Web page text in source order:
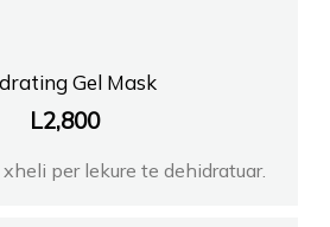
Gel Mask
L2,800
per lekure te dehidratuar.